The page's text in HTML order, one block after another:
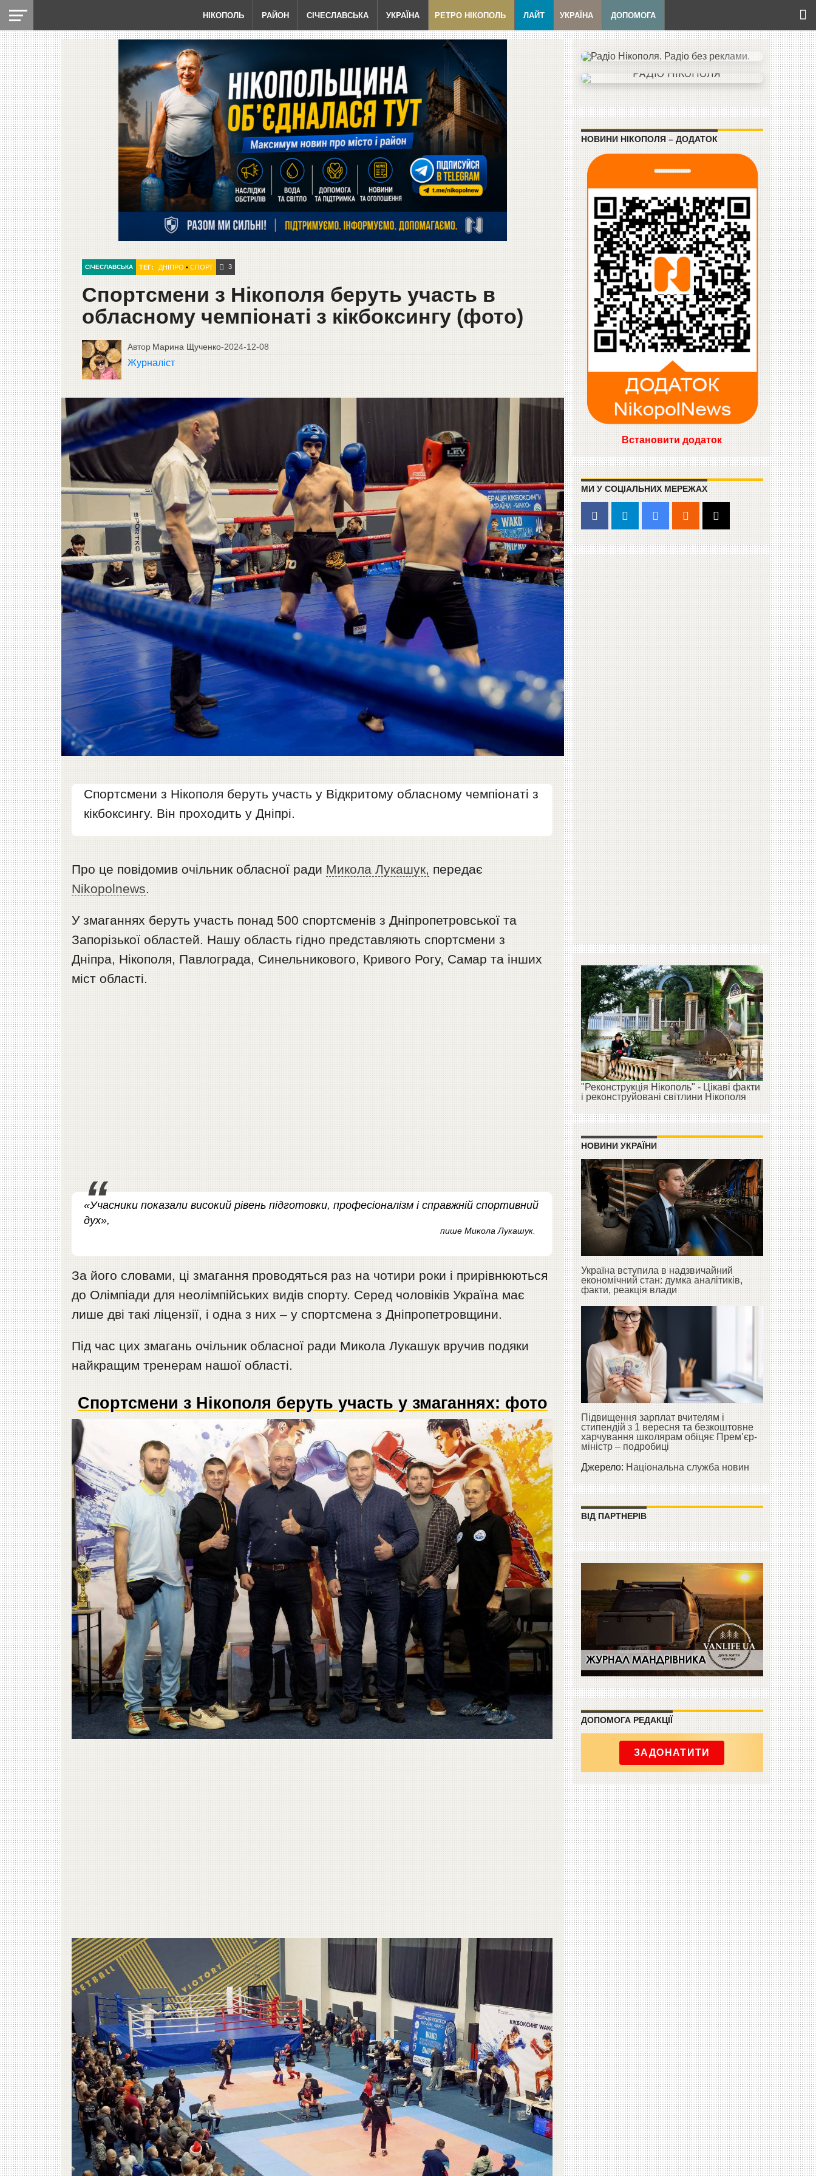
НІКОПОЛЬ РАЙОН СІЧЕСЛАВСЬКА УКРАЇНА РЕТРО НІКОПОЛЬ ЛАЙТ УКРАЇНА ДОПОМОГА
СІЧЕСЛАВСЬКА ТЕГ: ДНІПРО • СПОРТ 3
Спортсмени з Нікополя беруть участь в
обласному чемпіонаті з кікбоксингу (фото)
Автор Марина Щученко-2024-12-08
Журналіст
Спортсмени з Нікополя беруть участь у Відкритому обласному чемпіонаті з
кікбоксингу. Він проходить у Дніпрі.
Про це повідомив очільник обласної ради Микола Лукашук, передає
Nikopolnews
У змаганнях беруть участь понад 500 спортсменів з Дніпропетровської та
Запорізької областей. Нашу область гідно представляють спортсмени з
Дніпра, Нікополя, Павлограда, Синельникового, Кривого Рогу, Самар та інших
міст області.
«Учасники показали високий рівень підготовки, професіоналізм і справжній спортивний
дух»,
пише Микола Лукашук.
За його словами, ці змагання проводяться раз на чотири роки і прирівнюються
до Олімпіади для неолімпійських видів спорту. Серед чоловіків Україна має
лише дві такі ліцензії, і одна з них – у спортсмена з Дніпропетровщини.
Під час цих змагань очільник обласної ради Микола Лукашук вручив подяки
найкращим тренерам нашої області.
Спортсмени з Нікополя беруть участь у змаганнях: фото
НОВИНИ НІКОПОЛЯ – ДОДАТОК
Встановити додаток
МИ У СОЦІАЛЬНИХ МЕРЕЖАХ
"Реконструкція Нікополь" - Цікаві факти
і реконструйовані світлини Нікополя
НОВИНИ УКРАЇНИ
Україна вступила в надзвичайний
економічний стан: думка аналітиків,
факти, реакція влади
Підвищення зарплат вчителям і
стипендій з 1 вересня та безкоштовне
харчування школярам обіцяє Прем’єр-
міністр – подробиці
Джерело:Національна служба новин
ВІД ПАРТНЕРІВ
ДОПОМОГА РЕДАКЦІЇ
ЗАДОНАТИТИ